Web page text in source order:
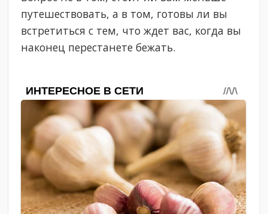
путешествовать, а в том, готовы ли вы
встретиться с тем, что ждет вас, когда вы
наконец перестанете бежать.